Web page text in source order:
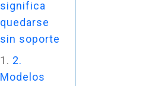
significa
quedarse
sin soporte
2.
Modelos